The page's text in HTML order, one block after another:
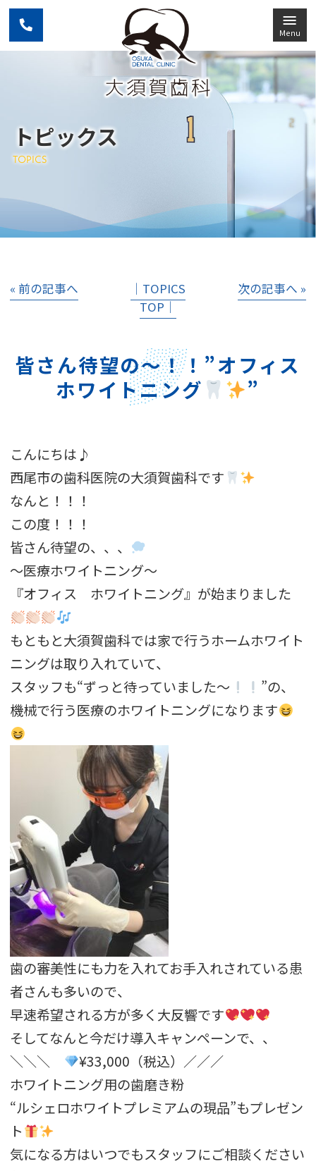
Menu
トピックス
TOPICS
« 前の記事へ
│TOPICS
TOP│
次の記事へ »
皆さん待望の～！！”オフィス
ホワイトニング
”
こんにちは♪
西尾市の歯科医院の大須賀歯科です
なんと！！！
この度！！！
皆さん待望の、、、
〜医療ホワイトニング〜
『オフィス ホワイトニング』が始まりました
もともと大須賀歯科では家で行うホームホワイト
ニングは取り入れていて、
スタッフも“ずっと待っていました〜
”の、
機械で行う医療のホワイトニングになります
歯の審美性にも力を入れてお手入れされている患
者さんも多いので、
早速希望される方が多く大反響です
そしてなんと今だけ導入キャンペーンで、、
＼＼＼
¥33,000（税込）／／／
ホワイトニング用の歯磨き粉
“ルシェロホワイトプレミアムの現品”もプレゼン
ト
気になる方はいつでもスタッフにご相談ください